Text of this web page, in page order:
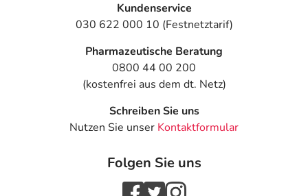
Kundenservice
030 622 000 10 (Festnetztarif)
Pharmazeutische Beratung
0800 44 00 200
(kostenfrei aus dem dt. Netz)
Schreiben Sie uns
Nutzen Sie unser Kontaktformular
Folgen Sie uns